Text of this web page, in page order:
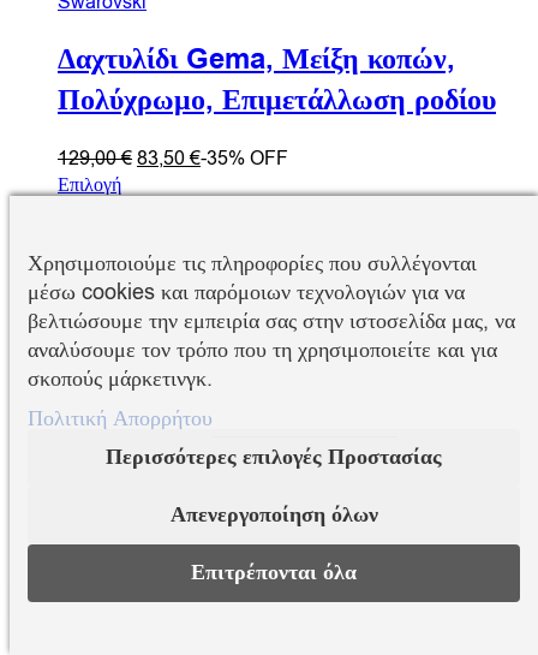
Δαχτυλίδι Gema, Μείξη κοπών,
Πολύχρωμο, Επιμετάλλωση ροδίου
129,00€83,50€-35% OFF
Επιλογή
SOLD OUT
Swarovski
Δαχτυλίδι Hyperbola, Μείξη κοπών,
Λευκό, Επιμετάλλωση ροδίου
EL
Χρησιμοποιούμε τις πληροφορίες που συλλέγονται
μέσω cookies και παρόμοιων τεχνολογιών για να
βελτιώσουμε την εμπειρία σας στην ιστοσελίδα μας, να
αναλύσουμε τον τρόπο που τη χρησιμοποιείτε και για
σκοπούς μάρκετινγκ.
Πολιτική Απορρήτου
Περισσότερες επιλογές Προστασίας
Απενεργοποίηση όλων
Επιτρέπονται όλα